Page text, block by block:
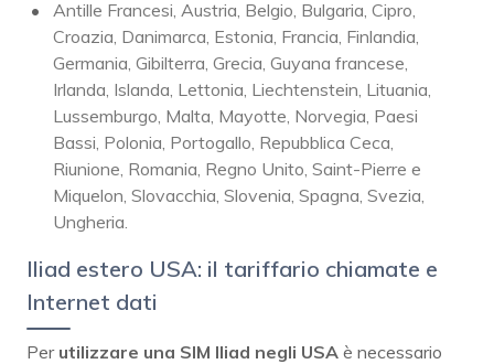
Antille Francesi, Austria, Belgio, Bulgaria, Cipro,
Croazia, Danimarca, Estonia, Francia, Finlandia,
Germania, Gibilterra, Grecia, Guyana francese,
Irlanda, Islanda, Lettonia, Liechtenstein, Lituania,
Lussemburgo, Malta, Mayotte, Norvegia, Paesi
Bassi, Polonia, Portogallo, Repubblica Ceca,
Riunione, Romania, Regno Unito, Saint-Pierre e
Miquelon, Slovacchia, Slovenia, Spagna, Svezia,
Ungheria.
Iliad estero USA: il tariffario chiamate e
Internet dati
Per utilizzare una SIM Iliad negli USA è necessario